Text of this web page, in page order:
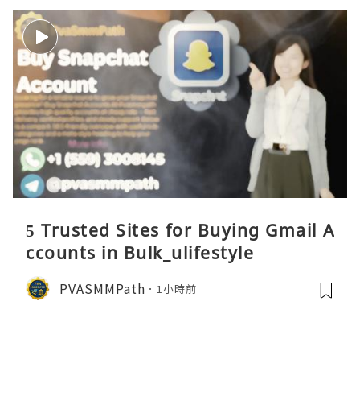
5 Trusted Sites for Buying Gmail A
ccounts in Bulk_ulifestyle
PVASMMPath 1小時前